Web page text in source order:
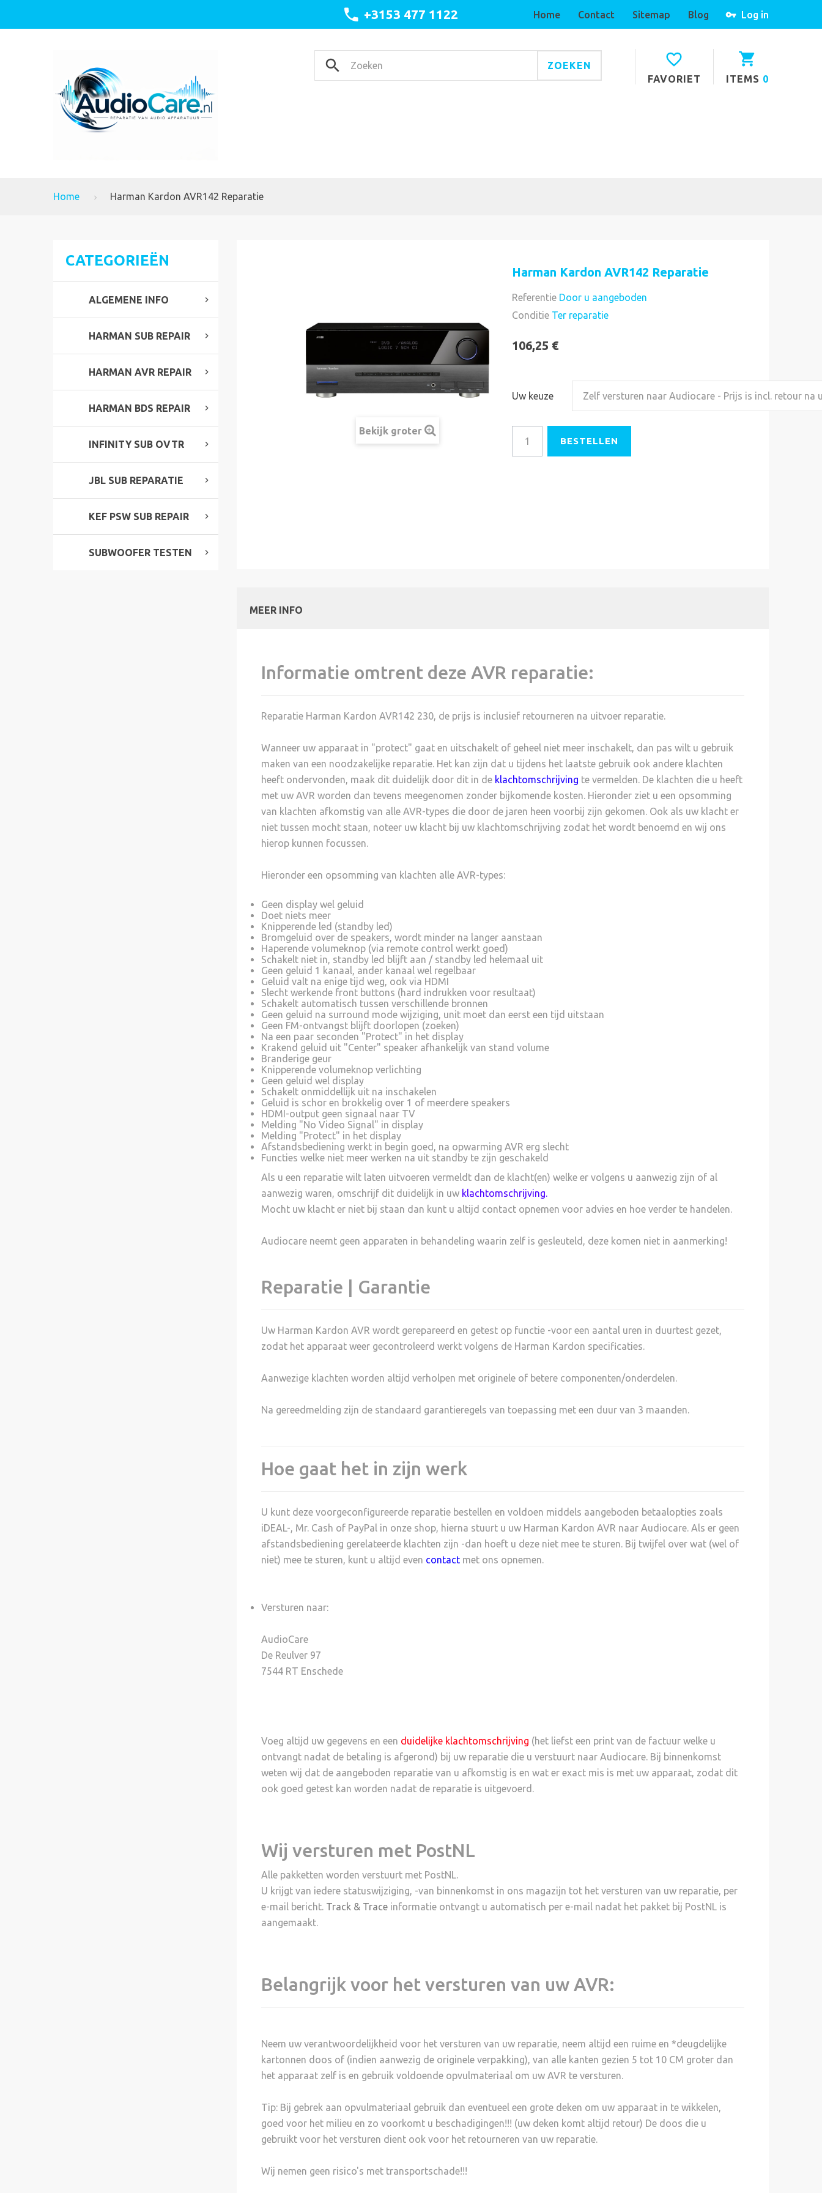
Log in
Home Contact Sitemap Blog
+3153 477 1122
ITEMS 0
FAVORIET
ZOEKEN
Home Harman Kardon AVR142 Reparatie
Bekijk groter
Harman Kardon AVR142 Reparatie
Referentie Door u aangeboden
Conditie Ter reparatie
106,25 €
Uw keuze Zelf versturen naar Audiocare - Prijs is incl. retour na
BESTELLEN
MEER INFO
Informatie omtrent deze AVR reparatie:
Reparatie Harman Kardon AVR142 230, de prijs is inclusief retourneren na uitvoer reparatie.
Wanneer uw apparaat in "protect" gaat en uitschakelt of geheel niet meer inschakelt, dan pas wilt u gebruik
maken van een noodzakelijke reparatie. Het kan zijn dat u tijdens het laatste gebruik ook andere klachten
heeft ondervonden, maak dit duidelijk door dit in de klachtomschrijving te vermelden. De klachten die u heeft
met uw AVR worden dan tevens meegenomen zonder bijkomende kosten. Hieronder ziet u een opsomming
van klachten afkomstig van alle AVR-types die door de jaren heen voorbij zijn gekomen. Ook als uw klacht er
niet tussen mocht staan, noteer uw klacht bij uw klachtomschrijving zodat het wordt benoemd en wij ons
hierop kunnen focussen.
Hieronder een opsomming van klachten alle AVR-types:
Geen display wel geluid
Doet niets meer
Knipperende led (standby led)
Bromgeluid over de speakers, wordt minder na langer aanstaan
Haperende volumeknop (via remote control werkt goed)
Schakelt niet in, standby led blijft aan / standby led helemaal uit
Geen geluid 1 kanaal, ander kanaal wel regelbaar
Geluid valt na enige tijd weg, ook via HDMI
Slecht werkende front buttons (hard indrukken voor resultaat)
Schakelt automatisch tussen verschillende bronnen
Geen geluid na surround mode wijziging, unit moet dan eerst een tijd uitstaan
Geen FM-ontvangst blijft doorlopen (zoeken)
Na een paar seconden "Protect" in het display
Krakend geluid uit "Center" speaker afhankelijk van stand volume
Branderige geur
Knipperende volumeknop verlichting
Geen geluid wel display
Schakelt onmiddellijk uit na inschakelen
Geluid is schor en brokkelig over 1 of meerdere speakers
HDMI-output geen signaal naar TV
Melding "No Video Signal" in display
Melding "Protect" in het display
Afstandsbediening werkt in begin goed, na opwarming AVR erg slecht
Functies welke niet meer werken na uit standby te zijn geschakeld
Als u een reparatie wilt laten uitvoeren vermeldt dan de klacht(en) welke er volgens u aanwezig zijn of al
aanwezig waren, omschrijf dit duidelijk in uw klachtomschrijving.
Mocht uw klacht er niet bij staan dan kunt u altijd contact opnemen voor advies en hoe verder te handelen.
Audiocare neemt geen apparaten in behandeling waarin zelf is gesleuteld, deze komen niet in aanmerking!
Reparatie | Garantie
Uw Harman Kardon AVR wordt gerepareerd en getest op functie -voor een aantal uren in duurtest gezet,
zodat het apparaat weer gecontroleerd werkt volgens de Harman Kardon specificaties.
Aanwezige klachten worden altijd verholpen met originele of betere componenten/onderdelen.
Na gereedmelding zijn de standaard garantieregels van toepassing met een duur van 3 maanden.
Hoe gaat het in zijn werk
U kunt deze voorgeconfigureerde reparatie bestellen en voldoen middels aangeboden betaalopties zoals
iDEAL-, Mr. Cash of PayPal in onze shop, hierna stuurt u uw Harman Kardon AVR naar Audiocare. Als er geen
afstandsbediening gerelateerde klachten zijn -dan hoeft u deze niet mee te sturen. Bij twijfel over wat (wel of
niet) mee te sturen, kunt u altijd even contact met ons opnemen.
Versturen naar:
AudioCare
De Reulver 97
7544 RT Enschede
Voeg altijd uw gegevens en een duidelijke klachtomschrijving (het liefst een print van de factuur welke u
ontvangt nadat de betaling is afgerond) bij uw reparatie die u verstuurt naar Audiocare. Bij binnenkomst
weten wij dat de aangeboden reparatie van u afkomstig is en wat er exact mis is met uw apparaat, zodat dit
ook goed getest kan worden nadat de reparatie is uitgevoerd.
Wij versturen met PostNL
Alle pakketten worden verstuurt met PostNL.
U krijgt van iedere statuswijziging, -van binnenkomst in ons magazijn tot het versturen van uw reparatie, per
e-mail bericht. Track & Trace informatie ontvangt u automatisch per e-mail nadat het pakket bij PostNL is
aangemaakt.
Belangrijk voor het versturen van uw AVR:
Neem uw verantwoordelijkheid voor het versturen van uw reparatie, neem altijd een ruime en *deugdelijke
kartonnen doos of (indien aanwezig de originele verpakking), van alle kanten gezien 5 tot 10 CM groter dan
het apparaat zelf is en gebruik voldoende opvulmateriaal om uw AVR te versturen.
Tip: Bij gebrek aan opvulmateriaal gebruik dan eventueel een grote deken om uw apparaat in te wikkelen,
goed voor het milieu en zo voorkomt u beschadigingen!!! (uw deken komt altijd retour) De doos die u
gebruikt voor het versturen dient ook voor het retourneren van uw reparatie.
Wij nemen geen risico's met transportschade!!!
CATEGORIEËN
ALGEMENE INFO
HARMAN SUB REPAIR
HARMAN AVR REPAIR
HARMAN BDS REPAIR
INFINITY SUB OVTR
JBL SUB REPARATIE
KEF PSW SUB REPAIR
SUBWOOFER TESTEN